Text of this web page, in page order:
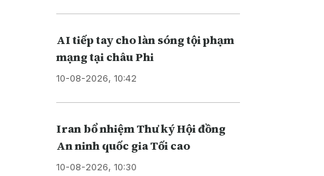
AI tiếp tay cho làn sóng tội phạm
mạng tại châu Phi
10-08-2026, 10:42
Iran bổ nhiệm Thư ký Hội đồng
An ninh quốc gia Tối cao
10-08-2026, 10:30